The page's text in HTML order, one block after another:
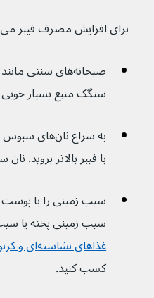
برای افزایش مصرف فیبر می‌توانید:
صبحانه‌های سنتی
سنگک منبع بسیار خوبی
به سراغ
با فیبر بالاتر بروید.
سیب زمینی را با
سیب زمینی پخته یا سیب زمینی
غذاهای نشاسته‌ای و کربوهیدرات‌ها
کسب کنید.